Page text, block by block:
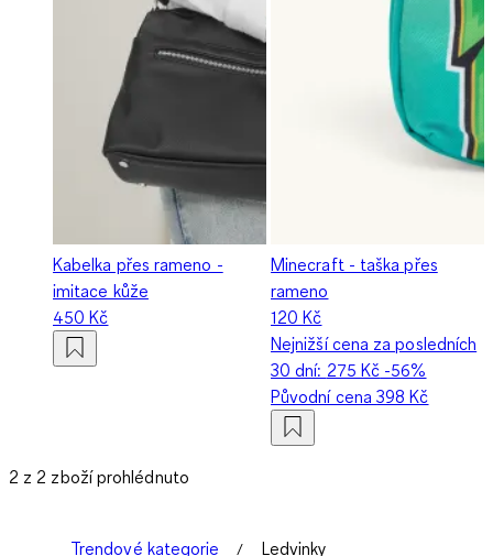
Kabelka přes rameno -
imitace kůže
450 Kč
Minecraft - taška přes
rameno
120 Kč
Nejnižší cena za posledních
30 dní: 275 Kč -56%
Původní cena398 Kč
2 z 2 zboží prohlédnuto
Trendové kategorie Ledvinky